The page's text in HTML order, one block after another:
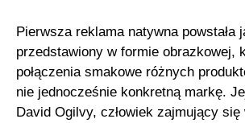
Pierwsza reklama natywna powstała
przedstawiony w formie obrazkowej,
połączenia smakowe różnych
nie jednocześnie konkretną markę.
David Ogilvy, człowiek zajmujący się